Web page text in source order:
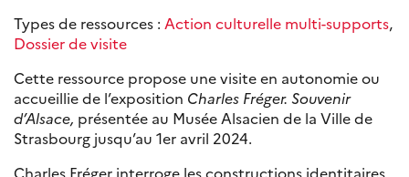
Types de ressources : Action culturelle multi-supports,
Dossier de visite
Cette ressource propose une visite en autonomie ou
accueillie de l’exposition Charles Fréger. Souvenir
d’Alsace, présentée au Musée Alsacien de la Ville de
Strasbourg jusqu’au 1er avril 2024.
Charles Fréger interroge les constructions identitaires